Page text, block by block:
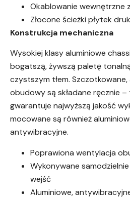
Okablowanie wewnętrzne
Złocone ścieżki płytek
Konstrukcja mechaniczna
Wysokiej klasy aluminiowe
bogatszą, żywszą paletę
czystszym tłem.
obudowy są składane ręcznie
gwarantuje najwyższą jakość
mocowane są również
antywibracyjne.
Poprawiona wentylacja
Wykonywane samodzielnie
wejść
Aluminiowe,